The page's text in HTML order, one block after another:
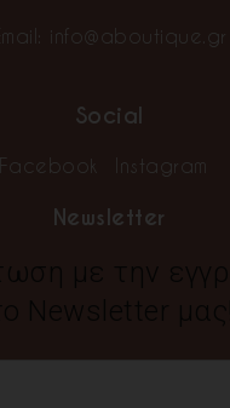
info@aboutique.gr
Social
Facebook Instagram
Newsletter